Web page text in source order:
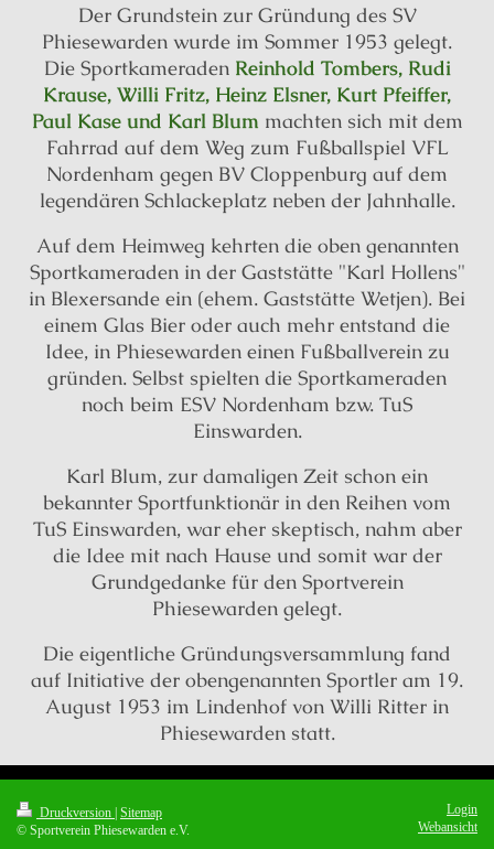
Der Grundstein zur Gründung des SV
Phiesewarden wurde im Sommer 1953 gelegt.
Die Sportkameraden Reinhold Tombers, Rudi
Krause, Willi Fritz, Heinz Elsner, Kurt Pfeiffer,
Paul Kase und Karl Blum machten sich mit dem
Fahrrad auf dem Weg zum Fußballspiel VFL
Nordenham gegen BV Cloppenburg auf dem
legendären Schlackeplatz neben der Jahnhalle.
Auf dem Heimweg kehrten die oben genannten
Sportkameraden in der Gaststätte "Karl Hollens"
in Blexersande ein (ehem. Gaststätte Wetjen). Bei
einem Glas Bier oder auch mehr entstand die
Idee, in Phiesewarden einen Fußballverein zu
gründen. Selbst spielten die Sportkameraden
noch beim ESV Nordenham bzw. TuS
Einswarden.
Karl Blum, zur damaligen Zeit schon ein
bekannter Sportfunktionär in den Reihen vom
TuS Einswarden, war eher skeptisch, nahm aber
die Idee mit nach Hause und somit war der
Grundgedanke für den Sportverein
Phiesewarden gelegt.
Die eigentliche Gründungsversammlung fand
auf Initiative der obengenannten Sportler am 19.
August 1953 im Lindenhof von Willi Ritter in
Phiesewarden statt.
Druckversion
Sitemap
© Sportverein Phiesewarden e.V.
Login
Webansicht